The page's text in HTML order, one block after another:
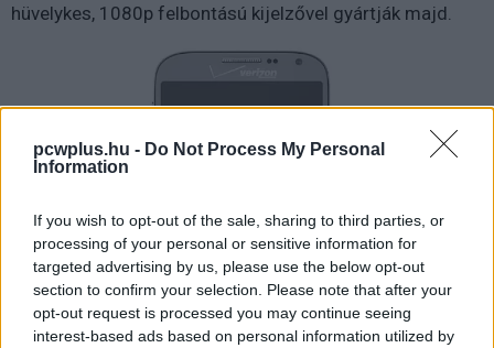
pcwplus.hu - Do Not Process My Personal
Information
If you wish to opt-out of the sale, sharing to third parties, or
processing of your personal or sensitive information for
targeted advertising by us, please use the below opt-out
section to confirm your selection. Please note that after your
opt-out request is processed you may continue seeing
interest-based ads based on personal information utilized by
hüvelykes, 1080p felbontású kijelzővel gyártják majd.